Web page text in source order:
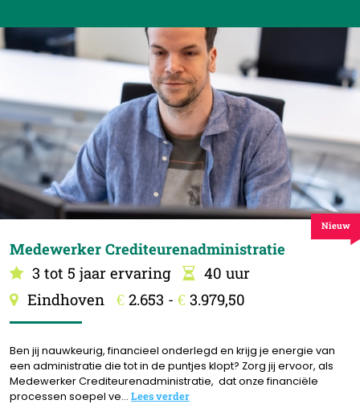
Medewerker Crediteurenadministratie
3 tot 5 jaar ervaring
40 uur
Eindhoven
€ 2.653 - € 3.979,50
Ben jij nauwkeurig, financieel onderlegd en krijg je energie van
een administratie die tot in de puntjes klopt? Zorg jij ervoor, als
Medewerker Crediteurenadministratie, dat onze financiële
processen soepel ve... Lees verder
Nieuw